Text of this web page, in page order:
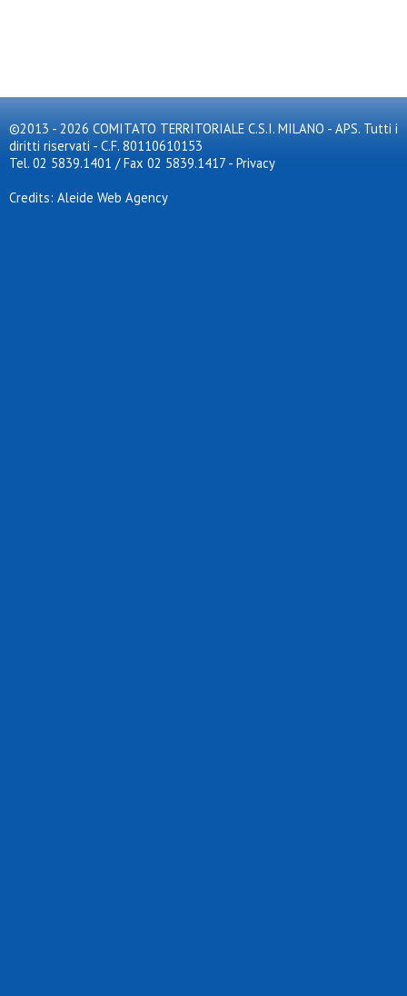
©2013 - 2026 COMITATO TERRITORIALE C.S.I. MILANO - APS. Tutti i
diritti riservati - C.F. 80110610153
Tel. 02 5839.1401 / Fax 02 5839.1417 - Privacy
Credits: Aleide Web Agency